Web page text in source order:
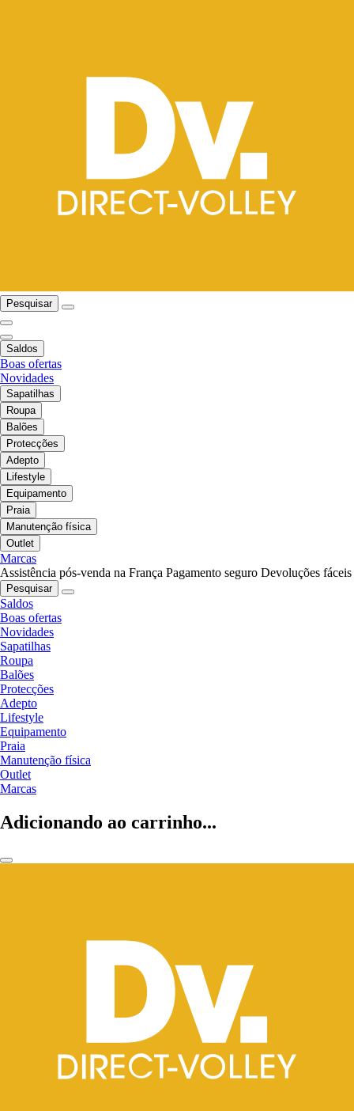
Pesquisar
Saldos
Boas ofertas
Novidades
Sapatilhas
Roupa
Balões
Protecções
Adepto
Lifestyle
Equipamento
Praia
Manutenção física
Outlet
Marcas
Assistência pós-venda na França Pagamento seguro Devoluções fáceis
Pesquisar
Saldos
Boas ofertas
Novidades
Sapatilhas
Roupa
Balões
Protecções
Adepto
Lifestyle
Equipamento
Praia
Manutenção física
Outlet
Marcas
Adicionando ao carrinho...